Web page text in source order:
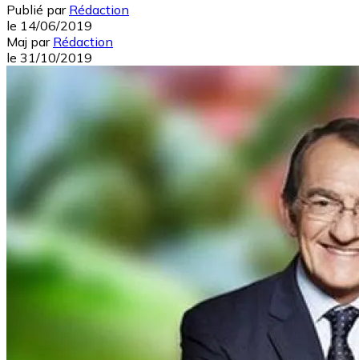
Publié par Rédaction
le 14/06/2019
Maj par Rédaction
le 31/10/2019